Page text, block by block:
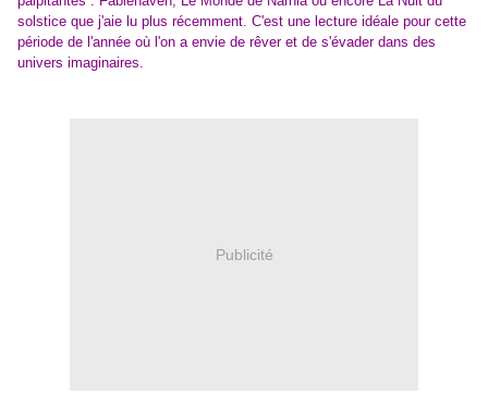
solstice que j'aie lu plus récemment. C'est une lecture idéale pour cette
période de l'année où l'on a envie de rêver et de s'évader dans des
univers imaginaires.
Publicité